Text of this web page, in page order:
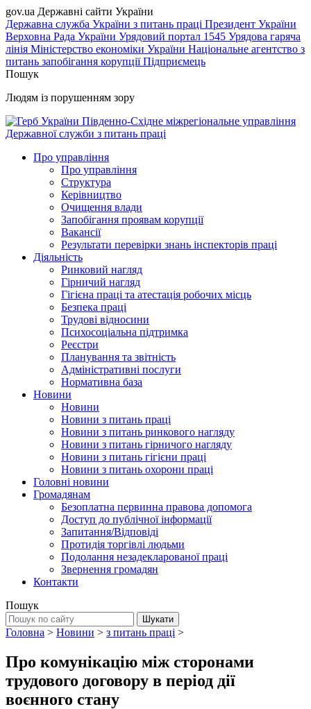
gov.ua Державні сайти України
Державна служба України з питань праці Президент України
Верховна Рада України Урядовий портал 1545 Урядова гаряча
лінія Міністерство економіки України Національне агентство з
питань запобігання корупціїПідприємець
Пошук
Людям із порушенням зору
Південно-Східне міжрегіональне управління
Державної служби з питань праці
Про управління
Про управління
Структура
Керівництво
Очищення влади
Запобігання проявам корупції
Вакансії
Результати перевірки знань інспекторів праці
Діяльність
Ринковий нагляд
Гірничий нагляд
Гігієна праці та атестація робочих місць
Безпека праці
Трудові відносини
Психосоціальна підтримка
Реєстри
Планування та звітність
Адміністративні послуги
Нормативна база
Новини
Новини
Новини з питань праці
Новини з питань ринкового нагляду
Новини з питань гірничого нагляду
Новини з питань гігієни праці
Новини з питань охорони праці
Головні новини
Громадянам
Безоплатна первинна правова допомога
Доступ до публічної інформації
Запитання/Відповіді
Протидія торгівлі людьми
Подолання незадекларованої праці
Звернення громадян
Контакти
Пошук
Головна > Новини > з питань праці >
Про комунікацію між сторонами
трудового договору в період дії
воєнного стану